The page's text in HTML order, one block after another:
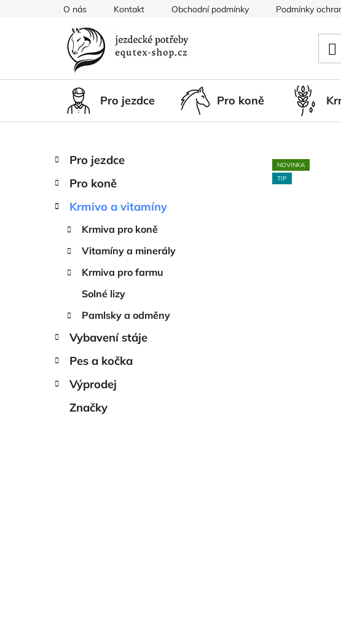
O nás Kontakt Obchodní podmínky Podmínky
Pro jezdce Pro koně
P
s
t
n
e
Přeskočit
kategorie
K
a
g
Pro jezdce
Pro koně
Krmivo a vitamíny
Krmiva pro koně
Vitamíny a minerály
Krmiva pro farmu
Solné lizy
Pamlsky a odměny
Vybavení stáje
Pes a kočka
Výprodej
Značky
NOVINKA
TIP